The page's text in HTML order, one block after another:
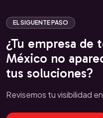
EL SIGUENTE PASO
¿Tu empresa de
México no
tus soluciones?
Revisemos tu visibilidad